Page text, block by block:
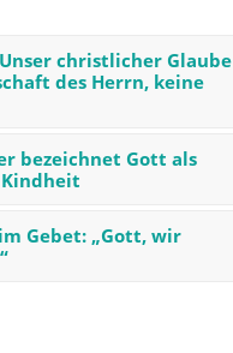
christlicher Glaube
des Herrn, keine
bezeichnet Gott als
Gebet: „Gott, wir